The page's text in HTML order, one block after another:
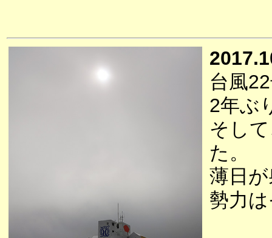
台風
2年ぶ
そし
た。
薄日
勢力